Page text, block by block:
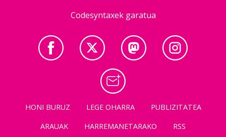
Codesyntaxek garatua
HONI BURUZ LEGE OHARRA
PUBLIZITATEA
ARAUAK
HARREMANETARAKO RSS